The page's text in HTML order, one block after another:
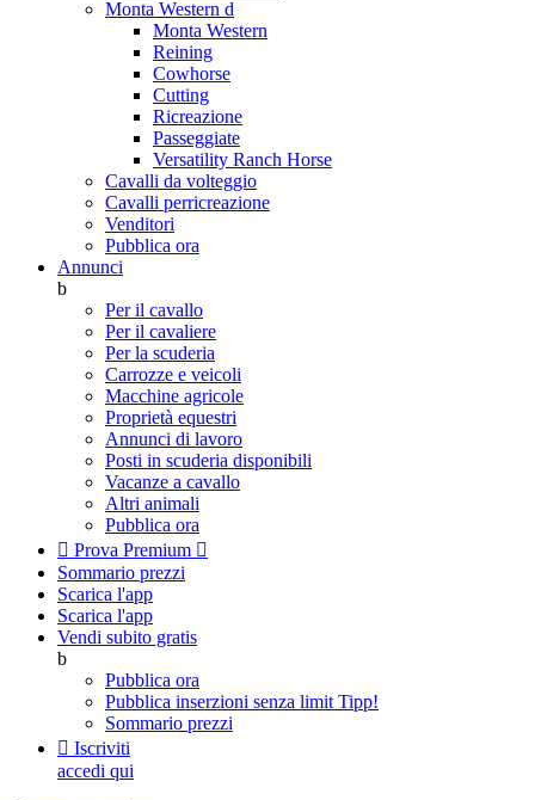
Monta Western d
Monta Western
Reining
Cowhorse
Cutting
Ricreazione
Passeggiate
Versatility Ranch Horse
Cavalli da volteggio
Cavalli perricreazione
Venditori
Pubblica ora
Annunci
b
Per il cavallo
Per il cavaliere
Per la scuderia
Carrozze e veicoli
Macchine agricole
Proprietà equestri
Annunci di lavoro
Posti in scuderia disponibili
Vacanze a cavallo
Altri animali
Pubblica ora
 Prova Premium 
Sommario prezzi
Scarica l'app
Scarica l'app
Vendi subito gratis
b
Pubblica ora
Pubblica inserzioni senza limit Tipp!
Sommario prezzi
 Iscriviti
accedi qui